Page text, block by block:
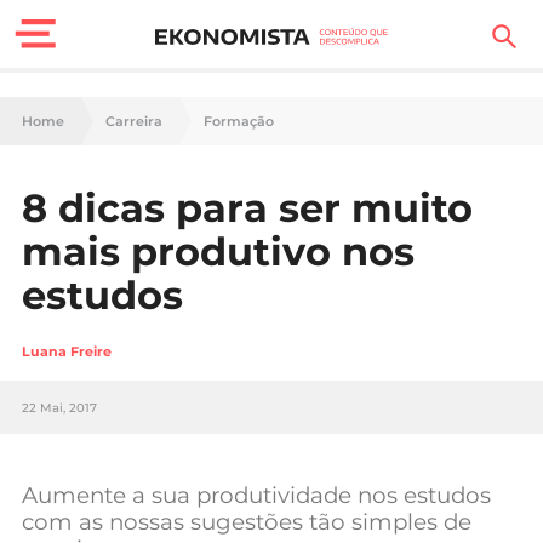
Finanças Pessoais
Carreira
Casa
Lifestyle
Sociedade
Negócios
Home Carreira Formação
8 dicas para ser muito
mais produtivo nos
estudos
Luana Freire
22 Mai, 2017
Aumente a sua produtividade nos estudos
com as nossas sugestões tão simples de